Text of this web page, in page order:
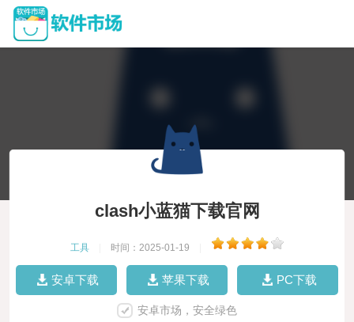
clash小蓝猫下载官网
工具 时间：2025-01-19
安卓下载 苹果下载 PC下载
安卓市场，安全绿色